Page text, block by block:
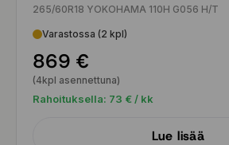
265/60R18 YOKOHAMA 110H G056 H/T
Varastossa (2 kpl)
869 €
(4kpl asennettuna)
Rahoituksella: 73 € / kk
Lue lisää